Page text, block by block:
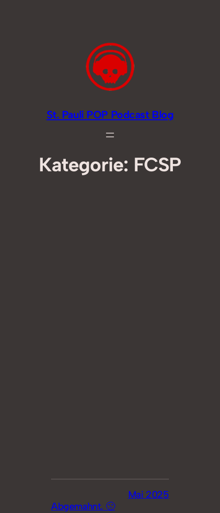
St. Pauli POP Podcast Blog
Kategorie: FCSP
Abgemahnt. 🙁
Mai 2025